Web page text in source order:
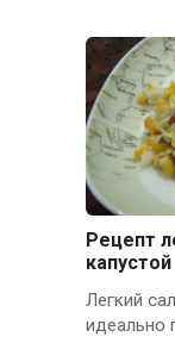
Рецепт
капустой
Легкий
идеально